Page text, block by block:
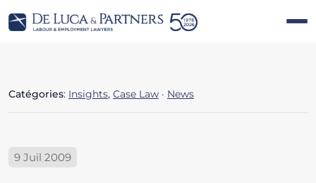
Catégories: Insights, Case Law · News
9 Juil 2009